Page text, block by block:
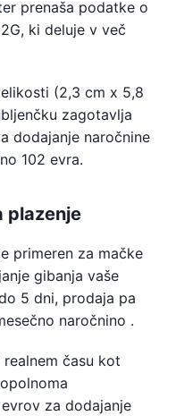
prenaša podatke o
ki deluje v več
(2,3 cm x 5,8
zagotavlja
dodajanje naročnine
102 evra.
plazenje
primeren za mačke
gibanja vaše
5 dni, prodaja pa
naročnino .
času kot
za dodajanje